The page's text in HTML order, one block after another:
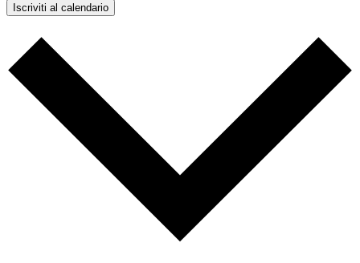
Iscriviti al calendario